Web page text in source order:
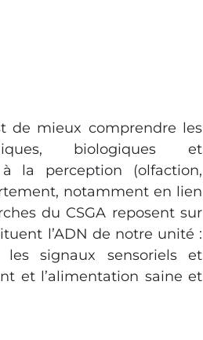
de mieux comprendre les
biologiques et
à la perception (olfaction,
notamment en lien
du CSGA reposent sur
l’ADN de notre unité :
signaux sensoriels et
et l’alimentation saine et